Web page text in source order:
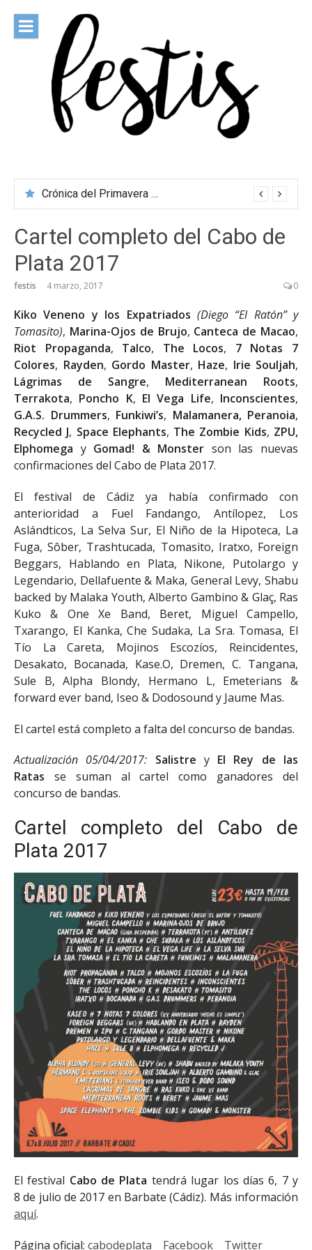
contenido
Crónica del Primavera Sound Porto 2026
Cartel completo del Cabo de
Plata 2017
festis 4 marzo, 2017 0
Kiko Veneno y los Expatriados (Diego “El Ratón” y
Tomasito), Marina-Ojos de Brujo, Canteca de Macao,
Riot Propaganda, Talco, The Locos, 7 Notas 7
Colores, Rayden, Gordo Master, Haze, Irie Souljah,
Lágrimas de Sangre, Mediterranean Roots,
Terrakota, Poncho K, El Vega Life, Inconscientes,
G.A.S. Drummers, Funkiwi’s, Malamanera, Peranoia,
Recycled J, Space Elephants, The Zombie Kids, ZPU,
Elphomega y Gomad! & Monster son las nuevas
confirmaciones del Cabo de Plata 2017.
El festival de Cádiz ya había confirmado con
anterioridad a Fuel Fandango, Antílopez, Los
Aslándticos, La Selva Sur, El Niño de la Hipoteca, La
Fuga, Sôber, Trashtucada, Tomasito, Iratxo, Foreign
Beggars, Hablando en Plata, Nikone, Putolargo y
Legendario, Dellafuente & Maka, General Levy, Shabu
backed by Malaka Youth, Alberto Gambino & Glaç, Ras
Kuko & One Xe Band, Beret, Miguel Campello,
Txarango, El Kanka, Che Sudaka, La Sra. Tomasa, El
Tío La Careta, Mojinos Escozíos, Reincidentes,
Desakato, Bocanada, Kase.O, Dremen, C. Tangana,
Sule B, Alpha Blondy, Hermano L, Emeterians &
forward ever band, Iseo & Dodosound y Jaume Mas.
El cartel está completo a falta del concurso de bandas.
Actualización 05/04/2017: Salistre y El Rey de las
Ratas se suman al cartel como ganadores del
concurso de bandas.
Cartel completo del Cabo de
Plata 2017
El festival Cabo de Plata tendrá lugar los días 6, 7 y
8 de julio de 2017 en Barbate (Cádiz). Más información
aquí.
Página oficial: cabodeplata Facebook Twitter